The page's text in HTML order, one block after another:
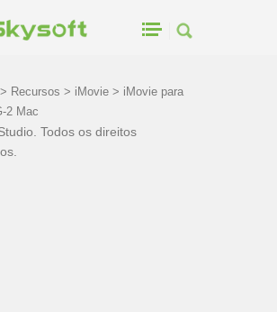
> Recursos > iMovie > iMovie para
2 Mac
Todos os direitos